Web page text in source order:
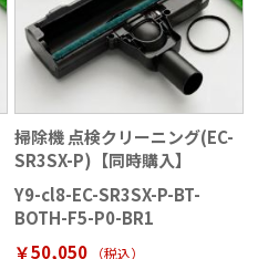
掃除機 点検クリーニング(EC-
SR3SX-P)【同時購入】
Y9-cl8-EC-SR3SX-P-BT-
BOTH-F5-P0-BR1
￥50,050
（税込）